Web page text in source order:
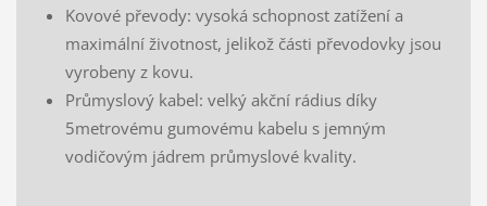
Kovové převody: vysoká schopnost zatížení a
maximální životnost, jelikož části převodovky jsou
vyrobeny z kovu.
Průmyslový kabel: velký akční rádius díky
5metrovému gumovému kabelu s jemným
vodičovým jádrem průmyslové kvality.